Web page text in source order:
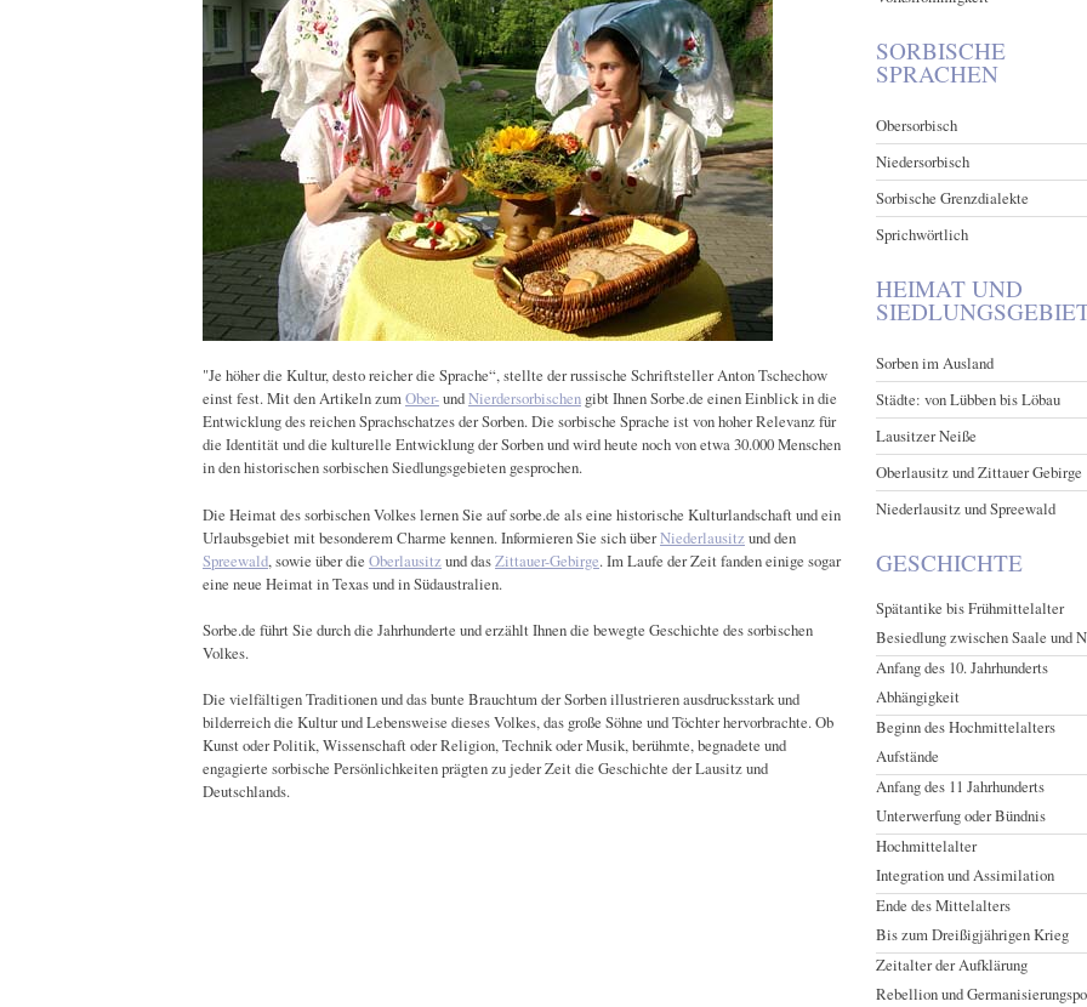
"Je höher die Kultur, desto reicher die Sprache“, stellte der russische Schriftsteller Anton Tschechow
einst fest. Mit den Artikeln zumOber-undNierdersorbischen gibt Ihnen Sorbe.de einen Einblick in die
Entwicklung des reichen Sprachschatzes der Sorben. Die sorbische Sprache ist von hoher Relevanz für
die Identität und die kulturelle Entwicklung der Sorben und wird heute noch von etwa 30.000 Menschen
in den historischen sorbischen Siedlungsgebieten gesprochen.
Die Heimat des sorbischen Volkes lernen Sie auf sorbe.de als eine historische Kulturlandschaft und ein
Urlaubsgebiet mit besonderem Charme kennen. Informieren Sie sich überNiederlausitzund den
Spreewald, sowie über die Oberlausitzund dasZittauer-Gebirge. Im Laufe der Zeit fanden einige sogar
eine neue Heimat in Texas und in Südaustralien.
Sorbe.de führt Sie durch die Jahrhunderte und erzählt Ihnen die bewegte Geschichte des sorbischen
Volkes.
Die vielfältigen Traditionen und das bunte Brauchtum der Sorben illustrieren ausdrucksstark und
bilderreich die Kultur und Lebensweise dieses Volkes, das große Söhne und Töchter hervorbrachte. Ob
Kunst oder Politik, Wissenschaft oder Religion, Technik oder Musik, berühmte, begnadete und
engagierte sorbische Persönlichkeiten prägten zu jeder Zeit die Geschichte der Lausitz und
Deutschlands.
SORBISCHE
SPRACHEN
Obersorbisch
Niedersorbisch
Sorbische Grenzdialekte
Sprichwörtlich
HEIMAT UND
Sorben im Ausland
Städte: von Lübben bis Löbau
Lausitzer Neiße
Oberlausitz und Zittauer Gebirge
Niederlausitz und Spreewald
GESCHICHTE
Spätantike bis Frühmittelalter
Besiedlung zwischen Saale und
Anfang des 10. Jahrhunderts
Abhängigkeit
Beginn des Hochmittelalters
Aufstände
Anfang des 11 Jahrhunderts
Unterwerfung oder Bündnis
Hochmittelalter
Integration und Assimilation
Ende des Mittelalters
Bis zum Dreißigjährigen Krieg
Zeitalter der Aufklärung
Rebellion und